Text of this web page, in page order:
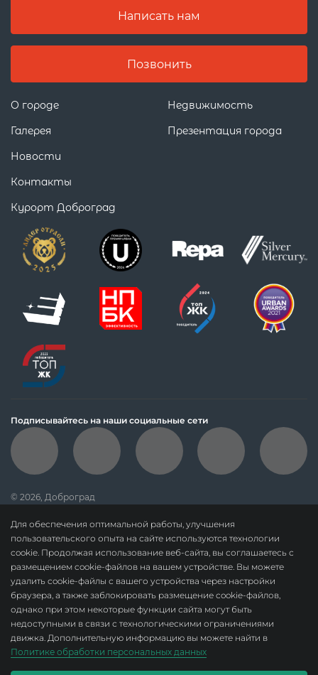
Для обеспечения оптимальной работы, улучшения
пользовательского опыта на сайте используются технологии
cookie. Продолжая использование веб-сайта, вы соглашаетесь с
размещением cookie-файлов на вашем устройстве. Вы можете
удалить cookie-файлы с вашего устройства через настройки
браузера, а также заблокировать размещение cookie-файлов,
однако при этом некоторые функции сайта могут быть
недоступными в связи с технологическими ограничениями
движка. Дополнительную информацию вы можете найти в
Политике обработки персональных данных
О городе
Недвижимость
Галерея
Новости
Контакты
Курорт Доброград
Презентация города
Написать нам
Позвонить
Подписывайтесь на наши социальные сети
© 2026, Доброград
данные о результатах СОУТ
политика о недопущении дискриминации
карта сайта
По вопросам сотрудничества:dobrograd@askonalife.com
Адрес местонахождения: 601967, Россия, Владимирская область, м. р-н
Ковровский, г. п. поселок Доброград, п. Доброград, б-р Звездный, зд. 1,
помещ. 5, 2 этаж